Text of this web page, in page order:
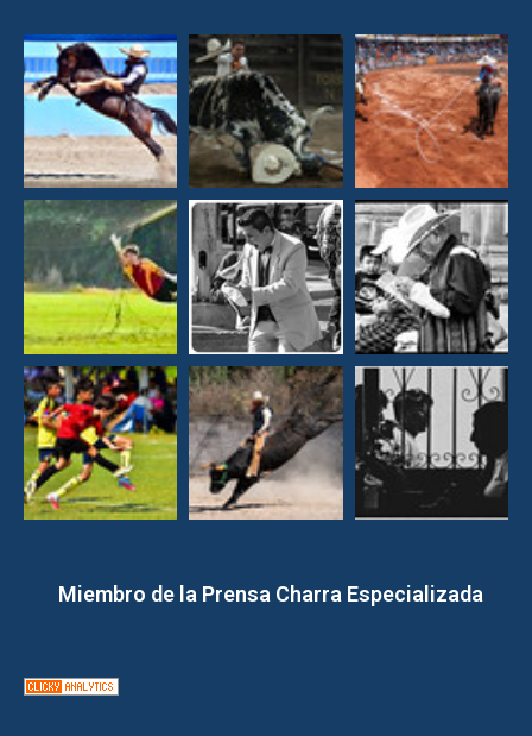
Miembro de la Prensa Charra Especializada